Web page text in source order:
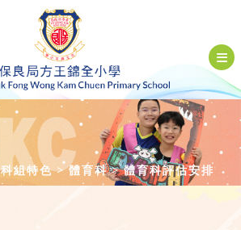
科組特色 體育科 體育科評估安排